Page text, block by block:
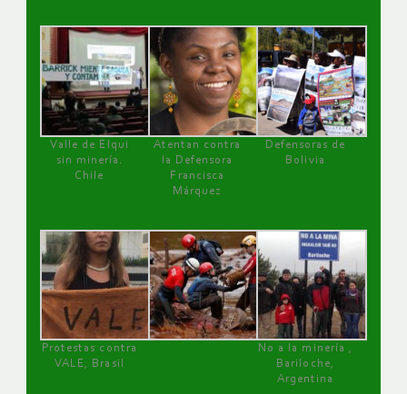
Valle de Elqui
sin minería.
Chile
Atentan contra
la Defensora
Francisca
Márquez
Defensoras de
Bolivia
Protestas contra
VALE, Brasil
No a la minería ,
Bariloche,
Argentina